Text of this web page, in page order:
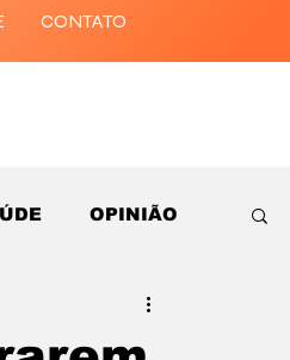
CONTATO
OPINIÃO